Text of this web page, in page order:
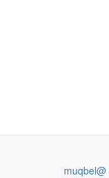
@muqbel